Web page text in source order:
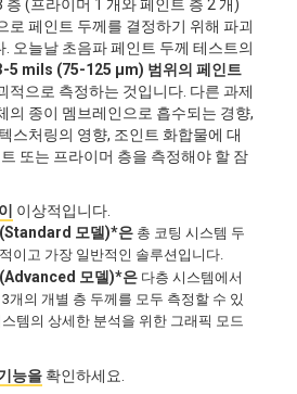
(프라이머 1 개와 페인트 층 2 개)
로 페인트 두께를 결정하기 위해 파괴
오늘날 초음파 페인트 두께 테스트의
5 mils (75-125 μm) 범위의 페인트
적으로 측정하는 것입니다. 다른 과제
의 종이 멤브레인으로 흡수되는 경향,
스처링의 영향, 조인트 화합물에 대
또는 프라이머 층을 측정해야 할 잠
이상적입니다.
모델)*은 총 코팅 시스템 두
이고 가장 일반적인 솔루션입니다.
모델)*은 다층 시스템에서
개의 개별 층 두께를 모두 측정할 수 있
템의 상세한 분석을 위한 그래픽 모드
능을 확인하세요.